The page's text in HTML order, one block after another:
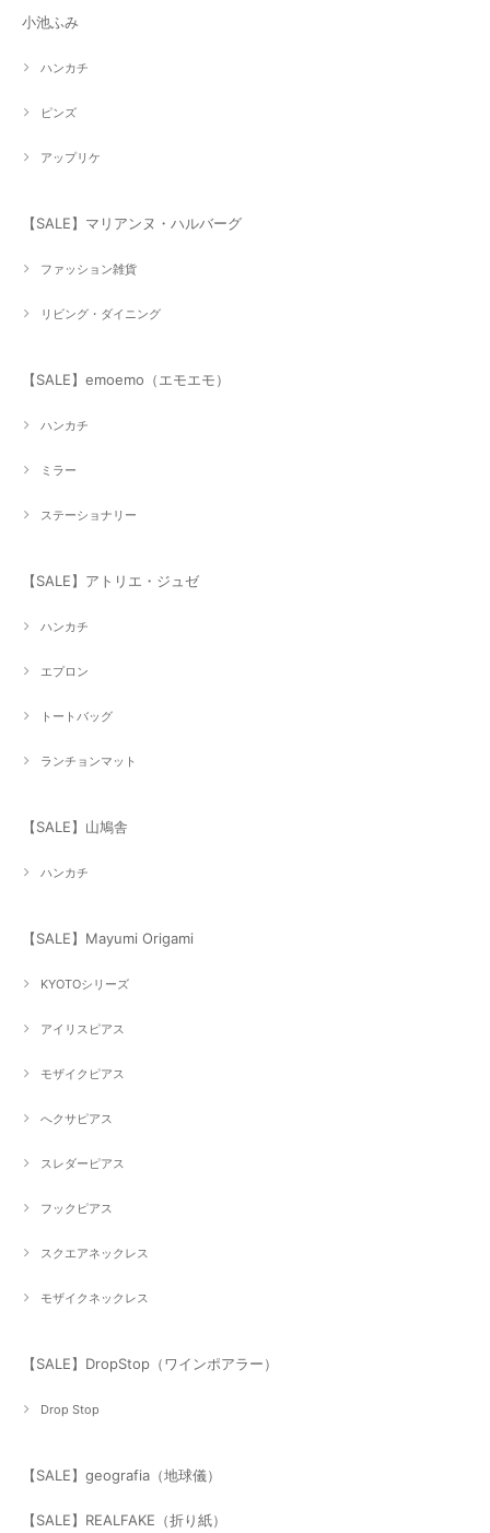
小池ふみ
ハンカチ
ピンズ
アップリケ
【SALE】マリアンヌ・ハルバーグ
ファッション雑貨
リビング・ダイニング
【SALE】emoemo（エモエモ）
ハンカチ
ミラー
ステーショナリー
【SALE】アトリエ・ジュゼ
ハンカチ
エプロン
トートバッグ
ランチョンマット
【SALE】山鳩舎
ハンカチ
【SALE】Mayumi Origami
KYOTOシリーズ
アイリスピアス
モザイクピアス
へクサピアス
スレダーピアス
フックピアス
スクエアネックレス
モザイクネックレス
【SALE】DropStop（ワインポアラー）
Drop Stop
【SALE】geografia（地球儀）
【SALE】REALFAKE（折り紙）